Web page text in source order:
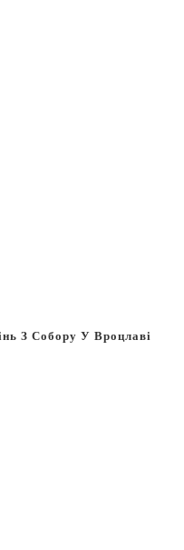
З Собору У Вроцлаві